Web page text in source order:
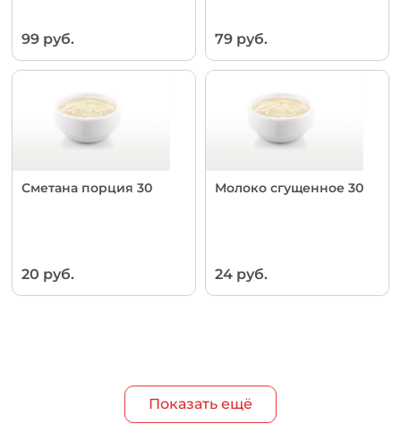
99 руб. 79 руб.
Сметана порция 30
20 руб.
Молоко сгущенное 30
24 руб.
Показать ещё